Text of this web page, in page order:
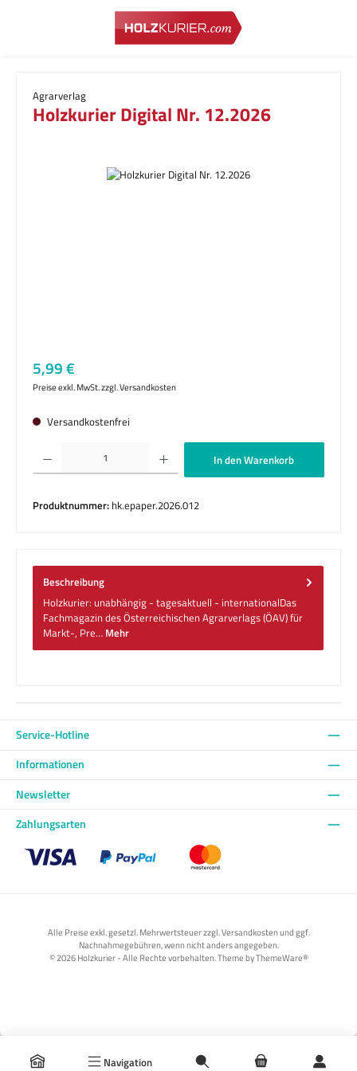
Zum Hauptinhalt springen
Navigation
Agrarverlag
Holzkurier Digital Nr. 12.2026
Bildergalerie überspringen
Regulärer Preis:
5,99 €
Preise exkl. MwSt. zzgl. Versandkosten
Versandkostenfrei
Produkt Anzahl: Gib den gewünschten Wert ein oder benutze die Schaltflächen um
In den Warenkorb
Produktnummer: hk.epaper.2026.012
Beschreibung
Holzkurier: unabhängig - tagesaktuell - internationalDas
Fachmagazin des Österreichischen Agrarverlags (ÖAV) für
Markt-, Pre… Mehr
Service-Hotline
Informationen
Newsletter
Zahlungsarten
Alle Preise exkl. gesetzl. Mehrwertsteuer zzgl. Versandkosten und ggf.
Nachnahmegebühren, wenn nicht anders angegeben.
© 2026 Holzkurier - Alle Rechte vorbehalten. Theme byThemeWare®